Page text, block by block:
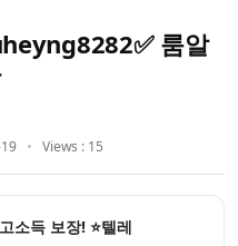
룸알
Views : 15
소득 보장! ⭐텔레